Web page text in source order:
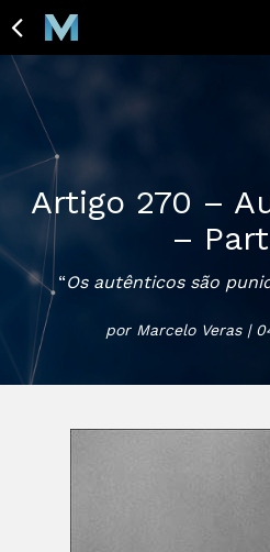
Artigo 270 –
–
“Os autênticos são
por Marcelo Veras |